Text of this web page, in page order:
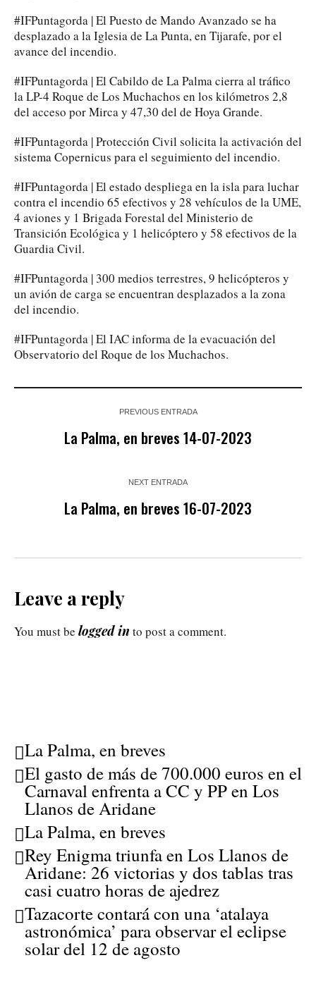
#IFPuntagorda | El Puesto de Mando Avanzado se ha
desplazado a la Iglesia de La Punta, en Tijarafe, por el
avance del incendio.
#IFPuntagorda | El Cabildo de La Palma cierra al tráfico
la LP-4 Roque de Los Muchachos en los kilómetros 2,8
del acceso por Mirca y 47,30 del de Hoya Grande.
#IFPuntagorda | Protección Civil solicita la activación del
sistema Copernicus para el seguimiento del incendio.
#IFPuntagorda | El estado despliega en la isla para luchar
contra el incendio 65 efectivos y 28 vehículos de la UME,
4 aviones y 1 Brigada Forestal del Ministerio de
Transición Ecológica y 1 helicóptero y 58 efectivos de la
Guardia Civil.
#IFPuntagorda | 300 medios terrestres, 9 helicópteros y
un avión de carga se encuentran desplazados a la zona
del incendio.
#IFPuntagorda | El IAC informa de la evacuación del
Observatorio del Roque de los Muchachos.
PREVIOUS ENTRADA
La Palma, en breves 14-07-2023
NEXT ENTRADA
La Palma, en breves 16-07-2023
Leave a reply
You must be logged in to post a comment.
La Palma, en breves
El gasto de más de 700.000 euros en el
Carnaval enfrenta a CC y PP en Los
Llanos de Aridane
La Palma, en breves
Rey Enigma triunfa en Los Llanos de
Aridane: 26 victorias y dos tablas tras
casi cuatro horas de ajedrez
Tazacorte contará con una ‘atalaya
astronómica’ para observar el eclipse
solar del 12 de agosto